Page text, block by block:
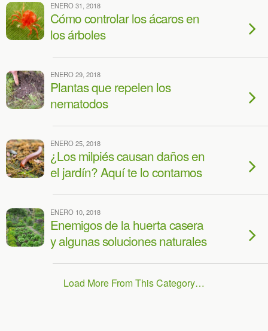
ENERO 31, 2018
Cómo controlar los ácaros en
los árboles
ENERO 29, 2018
Plantas que repelen los
nematodos
ENERO 25, 2018
¿Los milpiés causan daños en
el jardín? Aquí te lo contamos
ENERO 10, 2018
Enemigos de la huerta casera
y algunas soluciones naturales
Load More From This Category…